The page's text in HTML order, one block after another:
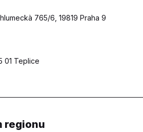
765/6, 19819 Praha 9
01 Teplice
regionu